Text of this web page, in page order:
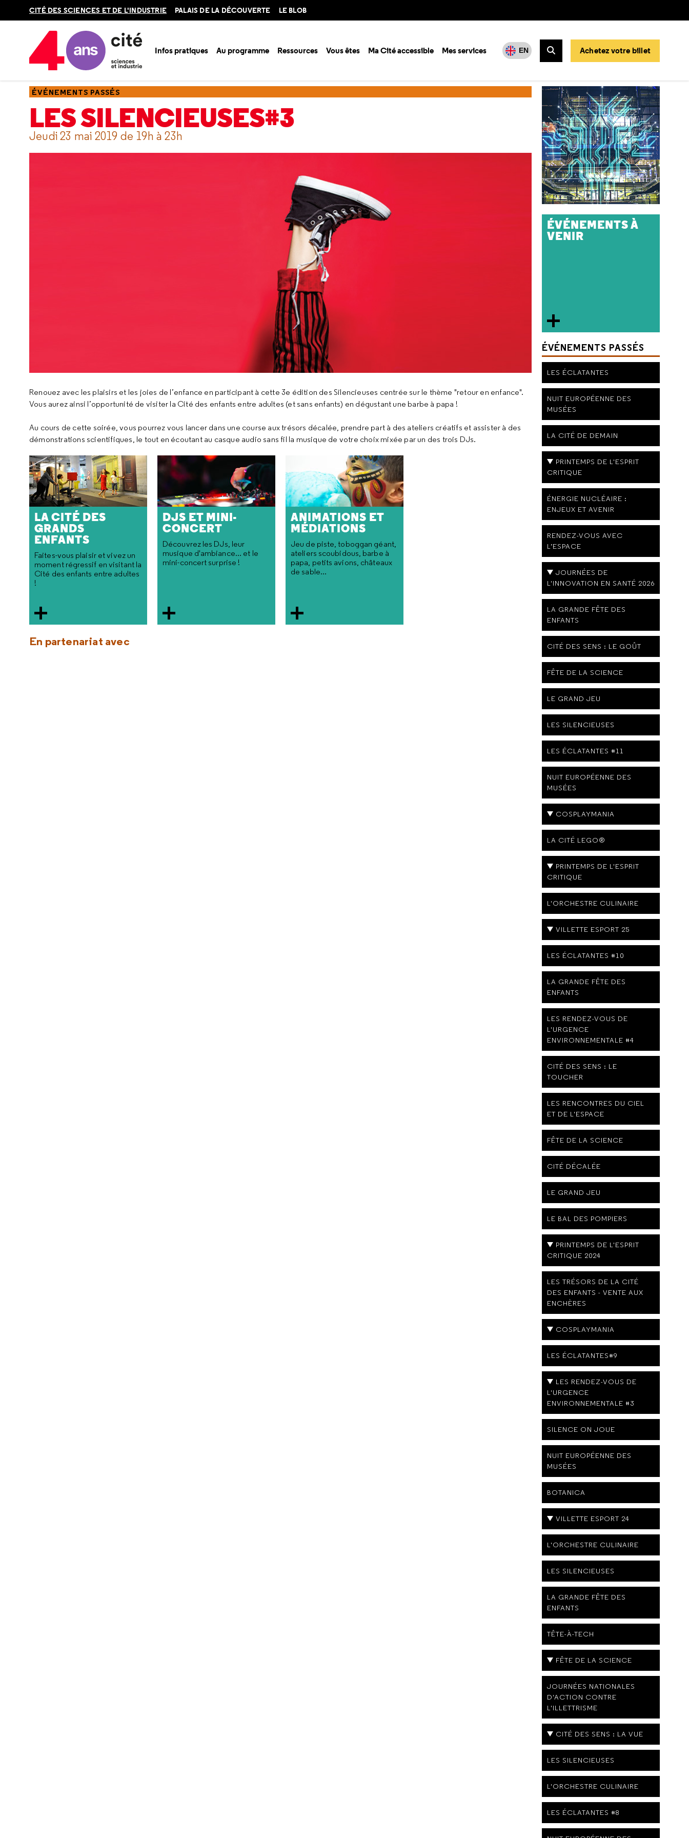
CITÉ DES SCIENCES ET DE L'INDUSTRIE PALAIS DE LA DÉCOUVERTE LE BLOB
Infos pratiques Au programme Ressources Vous êtes Ma Cité accessible Mes services EN
Rechercher
Achetez votre billet
Accueil Ressources
ÉVÉNEMENTS PASSÉS
LES SILENCIEUSES#3
Jeudi 23 mai 2019 de 19h à 23h
Renouez avec les plaisirs et les joies de l’enfance en participant à cette 3e édition des Silencieuses centrée sur le thème "retour en enfance".
Vous aurez ainsi l’opportunité de visiter la Cité des enfants entre adultes (et sans enfants) en dégustant une barbe à papa !
Au cours de cette soirée, vous pourrez vous lancer dans une course aux trésors décalée, prendre part à des ateliers créatifs et assister à des
démonstrations scientifiques, le tout en écoutant au casque audio sans fil la musique de votre choix mixée par un des trois DJs.
LA CITÉ DES
GRANDS
ENFANTS
Faites-vous plaisir et vivez un
moment régressif en visitant la
Cité des enfants entre adultes
!
DJS ET MINI-
CONCERT
Découvrez les DJs, leur
musique d'ambiance... et le
mini-concert surprise !
ANIMATIONS ET
MÉDIATIONS
Jeu de piste, toboggan géant,
ateliers scoubidous, barbe à
papa, petits avions, châteaux
de sable...
En partenariat avec
ÉVÉNEMENTS À
VENIR
ÉVÉNEMENTS PASSÉS
LES ÉCLATANTES
NUIT EUROPÉENNE DES
MUSÉES
LA CITÉ DE DEMAIN
PRINTEMPS DE L'ESPRIT
CRITIQUE
ÉNERGIE NUCLÉAIRE :
ENJEUX ET AVENIR
RENDEZ-VOUS AVEC
L’ESPACE
JOURNÉES DE
L'INNOVATION EN SANTÉ 2026
LA GRANDE FÊTE DES
ENFANTS
CITÉ DES SENS : LE GOÛT
FÊTE DE LA SCIENCE
LE GRAND JEU
LES SILENCIEUSES
LES ÉCLATANTES #11
NUIT EUROPÉENNE DES
MUSÉES
COSPLAYMANIA
LA CITÉ LEGO®
PRINTEMPS DE L'ESPRIT
CRITIQUE
L'ORCHESTRE CULINAIRE
VILLETTE ESPORT 25
LES ÉCLATANTES #10
LA GRANDE FÊTE DES
ENFANTS
LES RENDEZ-VOUS DE
L'URGENCE
ENVIRONNEMENTALE #4
CITÉ DES SENS : LE
TOUCHER
LES RENCONTRES DU CIEL
ET DE L'ESPACE
FÊTE DE LA SCIENCE
CITÉ DÉCALÉE
LE GRAND JEU
LE BAL DES POMPIERS
PRINTEMPS DE L'ESPRIT
CRITIQUE 2024
LES TRÉSORS DE LA CITÉ
DES ENFANTS - VENTE AUX
ENCHÈRES
COSPLAYMANIA
LES ÉCLATANTES#9
LES RENDEZ-VOUS DE
L'URGENCE
ENVIRONNEMENTALE #3
SILENCE ON JOUE
NUIT EUROPÉENNE DES
MUSÉES
BOTANICA
VILLETTE ESPORT 24
L'ORCHESTRE CULINAIRE
LES SILENCIEUSES
LA GRANDE FÊTE DES
ENFANTS
TÊTE-À-TECH
FÊTE DE LA SCIENCE
JOURNÉES NATIONALES
D'ACTION CONTRE
L'ILLETTRISME
CITÉ DES SENS : LA VUE
LES SILENCIEUSES
L'ORCHESTRE CULINAIRE
LES ÉCLATANTES #8